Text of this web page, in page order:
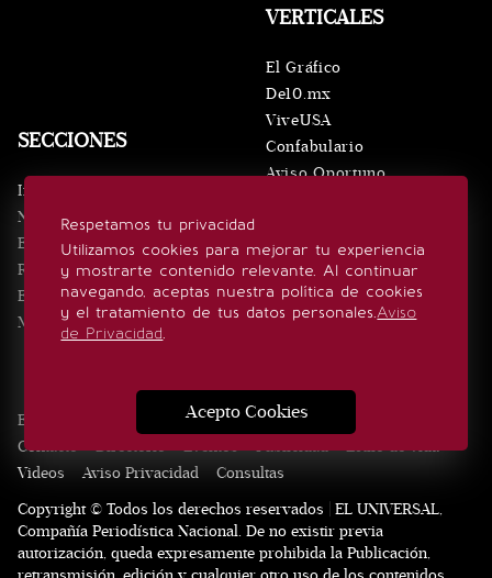
Respetamos tu privacidad
Utilizamos cookies para mejorar tu experiencia
y mostrarte contenido relevante. Al continuar
navegando, aceptas nuestra política de cookies
y el tratamiento de tus datos personales.Aviso
de Privacidad.
Acepto Cookies
SECCIONES
Inicio
Noticias
Eventos
Realeza
Estilo de vida
Minuto x Minuto
VERTICALES
El Gráfico
De10.mx
ViveUSA
Confabulario
Aviso Oportuno
SÍGUENOS
Edición Impresa Noticias Quiénes somos
Contacto
Directorio Eventos Publicidad
Estilo de vida
Videos
Aviso Privacidad
Consultas
Copyright © Todos los derechos reservados | EL UNIVERSAL,
Compañía Periodística Nacional. De no existir previa
autorización, queda expresamente prohibida la Publicación,